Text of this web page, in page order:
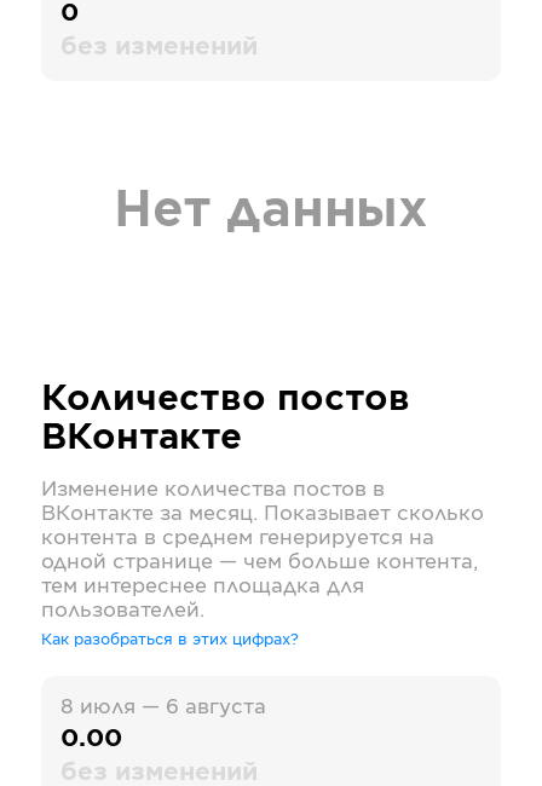
0
без изменений
Нет данных
Количество постов
ВКонтакте
Изменение количества постов в
ВКонтакте за месяц. Показывает сколько
контента в среднем генерируется на
одной странице — чем больше контента,
тем интереснее площадка для
пользователей.
Как разобраться в этих цифрах?
8 июля — 6 августа
0.00
без изменений